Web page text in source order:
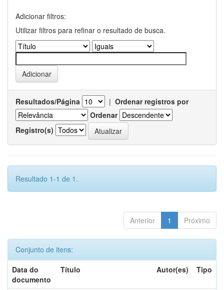
Adicionar filtros:
Utilizar filtros para refinar o resultado de busca.
Resultados/Página | Ordenar registros por
Ordenar
Registro(s)
Resultado 1-1 de 1.
Anterior 1 Próximo
Conjunto de itens:
Data do
documento
Título Autor(es) Tipo